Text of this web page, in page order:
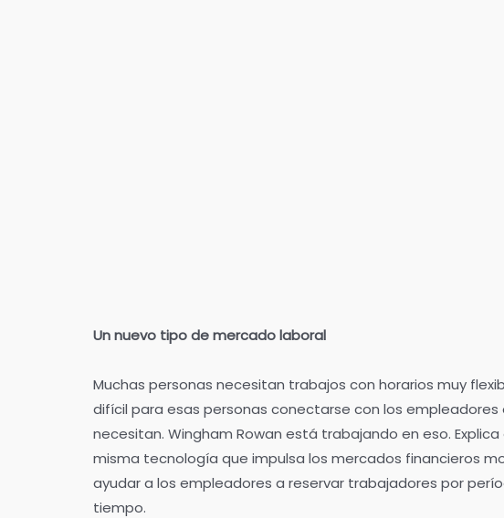
Un nuevo tipo de mercado laboral
Muchas personas necesitan trabajos con horarios muy
difícil para esas personas conectarse con los empleadores
necesitan. Wingham Rowan está trabajando en eso.
misma tecnología que impulsa los mercados financieros
ayudar a los empleadores a reservar trabajadores por
tiempo.